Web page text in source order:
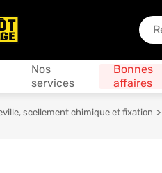
En
Nos
services
Bonnes
affaires
scellement chimique et fixation